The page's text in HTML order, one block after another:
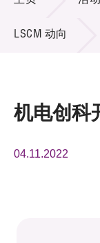
项目及资
活动及消息
LSCM 动向
机电创科
04.11.2022